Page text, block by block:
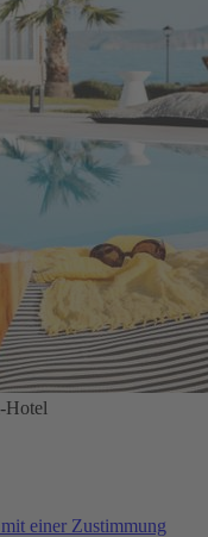
Hotel
einer Zustimmung